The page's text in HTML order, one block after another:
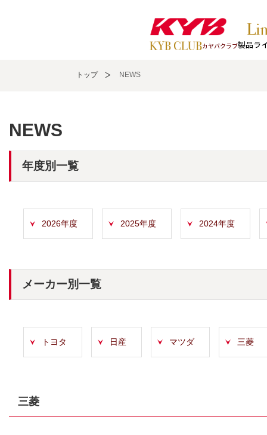
カヤバクラブ製品ラ
トップ NEWS
NEWS
年度別一覧
2026年度 2025年度 2024年度
メーカー別一覧
トヨタ 日産 マツダ 三菱
三菱